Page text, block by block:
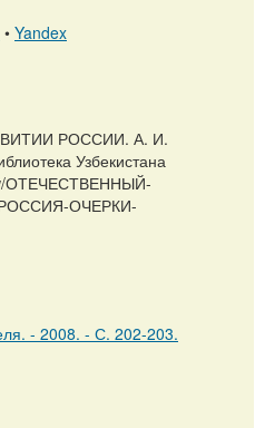
• Yandex
РОССИИ. А. И.
Узбекистана
ОТЕЧЕСТВЕННЫЙ-
ОЧЕРКИ-
- 2008. - С. 202-203.